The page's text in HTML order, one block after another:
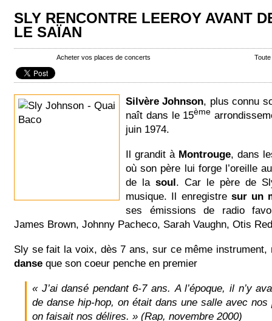
SLY RENCONTRE LEEROY AVANT
LE SAÏAN
Acheter vos places de concerts
Silvère Johnson, plus connu
naît dans le 15ème
juin 1974.
Il grandit à Montrouge, dans
où son père lui forge l’oreille
de la soul. Car le père de
musique. Il enregistre sur un
ses émissions de radio
James Brown, Johnny Pacheco, Sarah Vaughn, Otis
Sly se fait la voix, dès 7 ans, sur ce même instrument,
danse que son coeur penche en premier
« J’ai dansé pendant 6-7 ans.A l’époque, il n’y
de danse hip-hop, on était dans une salle avec
on faisait nos délires. » (Rap, novembre 2000)